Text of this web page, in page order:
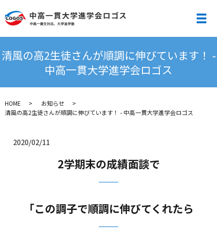
メ
清風の高2生徒さんが順調に伸びています！ -
中高一貫大学進学会ロゴス
HOME
お知らせ
清風の高2生徒さんが順調に伸びています！ - 中高一貫大学進学会ロゴス
2020/02/11
2学期末の成績面談で
「この調子で順調に伸びてくれたら